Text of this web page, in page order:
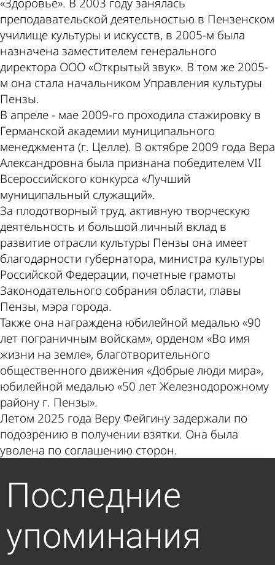
преподавательской деятельностью в Пензенском
училище культуры и искусств, в 2005-м была
назначена заместителем генерального
директора ООО «Открытый звук». В том же 2005-
м она стала начальником Управления культуры
Пензы.
В апреле - мае 2009-го проходила стажировку в
Германской академии муниципального
менеджмента (г. Целле). В октябре 2009 года Вера
Александровна была признана победителем VII
Всероссийского конкурса «Лучший
муниципальный служащий».
За плодотворный труд, активную творческую
деятельность и большой личный вклад в
развитие отрасли культуры Пензы она имеет
благодарности губернатора, министра культуры
Российской Федерации, почетные грамоты
Законодательного собрания области, главы
Пензы, мэра города.
Также она награждена юбилейной медалью «90
лет пограничным войскам», орденом «Во имя
жизни на земле», благотворительного
общественного движения «Добрые люди мира»,
юбилейной медалью «50 лет Железнодорожному
району г. Пензы».
Летом 2025 года Веру Фейгину задержали по
подозрению в получении взятки. Она была
уволена по соглашению сторон.
Последние
упоминания